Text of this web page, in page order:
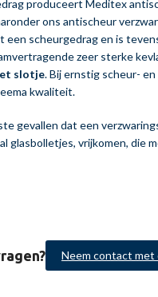
produceert Meditex
ons antischeur
een scheurgedrag en is
zeer sterke
slotje. Bij ernstig scheur-
kwaliteit.
gevallen dat een
glasbolletjes, vrijkomen, die
Neem contact met